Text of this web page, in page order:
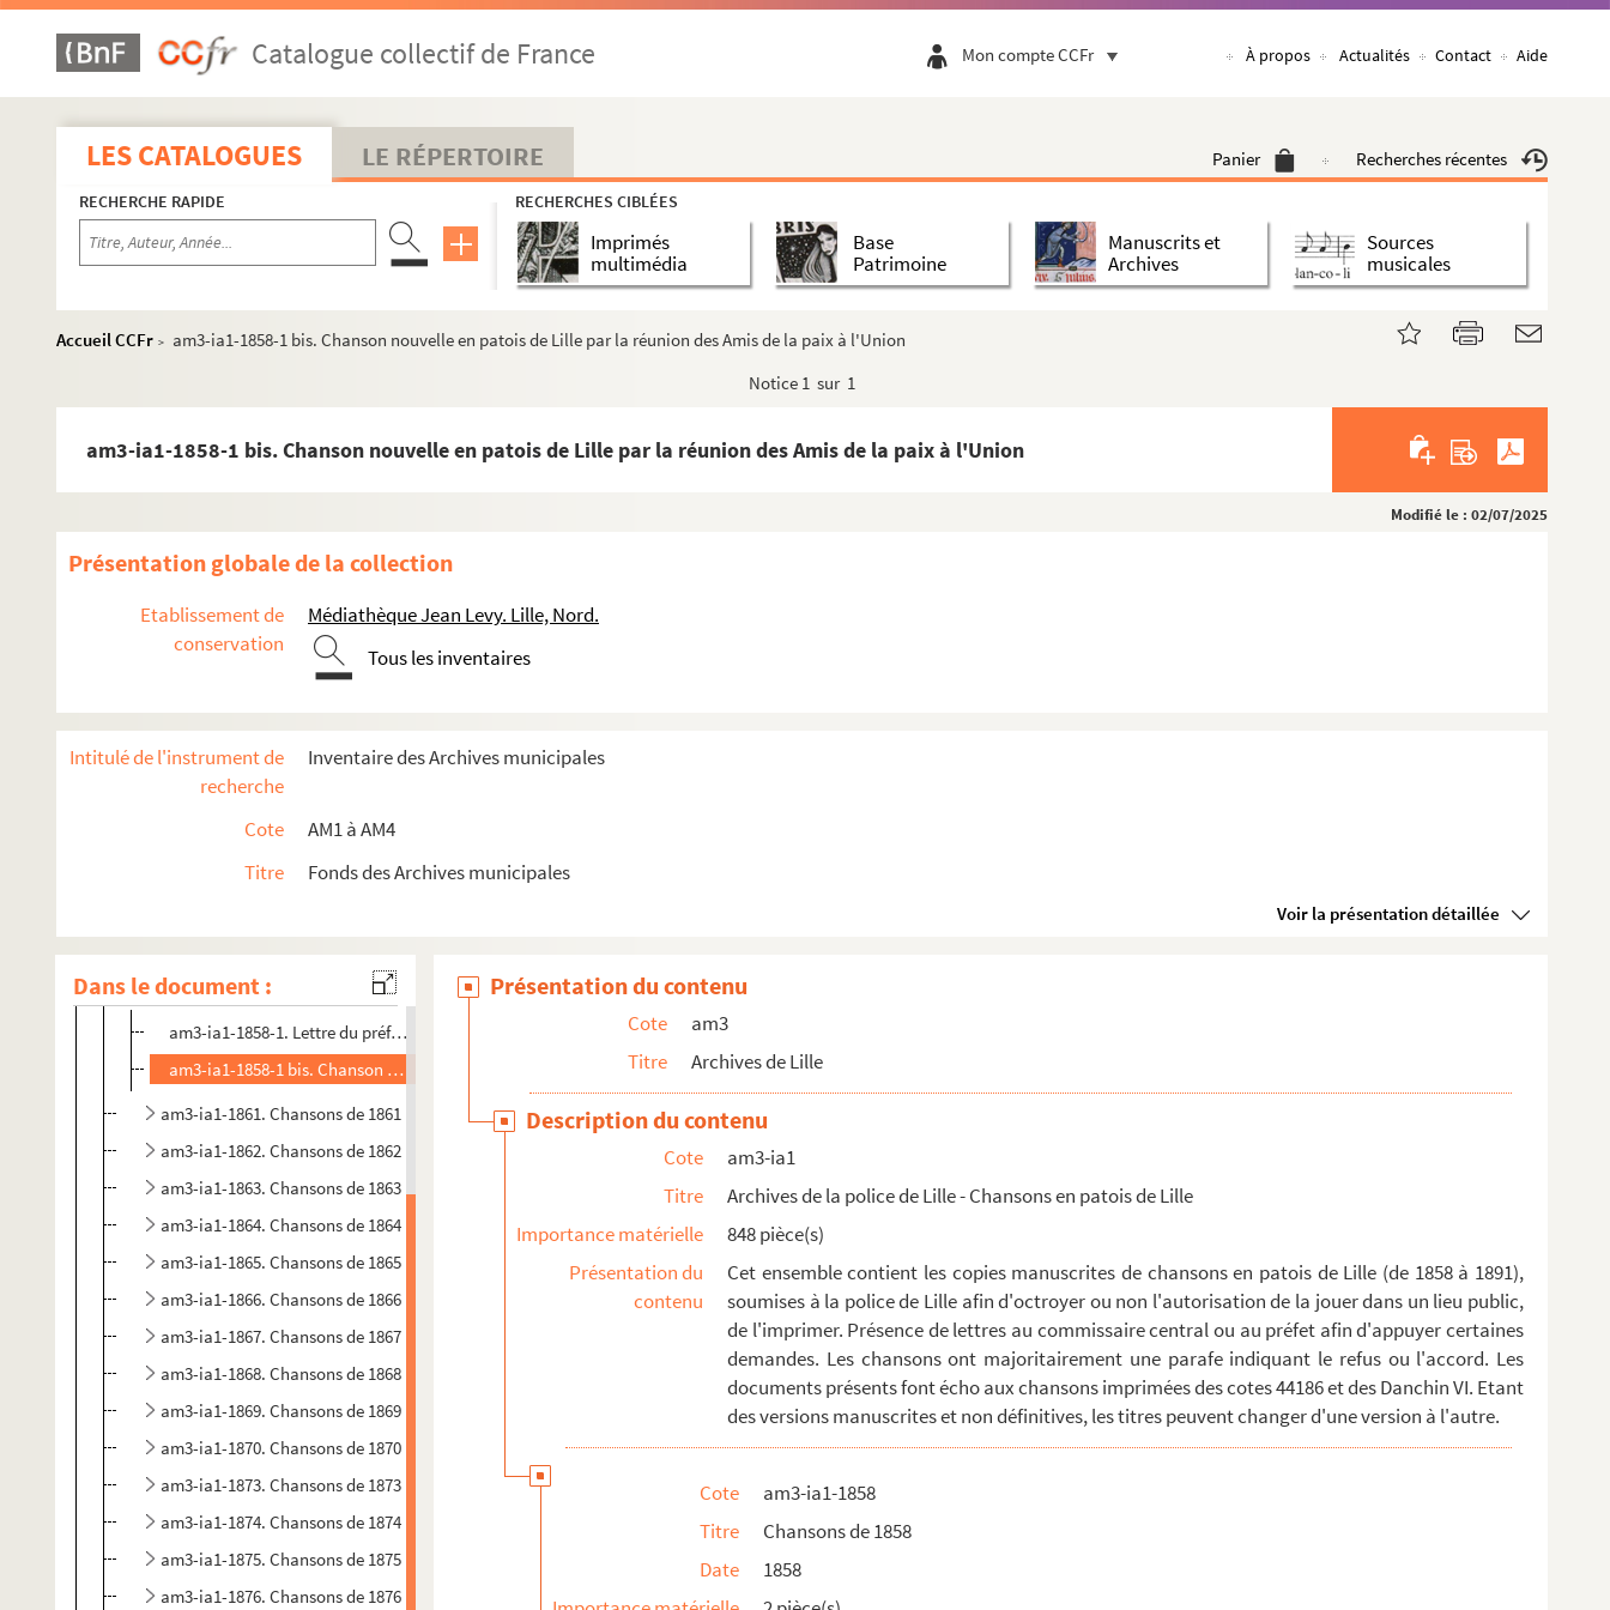
Catalogue collectif de France Mon compte CCFr À propos Actualités Contact Aide
LES CATALOGUES LE RÉPERTOIRE Panier Recherches récentes
RECHERCHE RAPIDE RECHERCHES CIBLÉES
Imprimés
multimédia
Base
Patrimoine
Manuscrits et
Archives
Sources
musicales
Accueil CCFr >
am3-ia1-1858-1 bis. Chanson nouvelle en patois de Lille par la réunion des Amis de la paix à l'Union
Notice 1 sur 1
am3-ia1-1858-1 bis. Chanson nouvelle en patois de Lille par la réunion des Amis de la paix à l'Union
Modifié le : 02/07/2025
Présentation globale de la collection
Etablissement de
conservation
Médiathèque Jean Levy. Lille, Nord.
Tous les inventaires
Intitulé de l'instrument de
recherche
Inventaire des Archives municipales
Cote
AM1 à AM4
Titre
Fonds des Archives municipales
Voir la présentation détaillée
Dans le document :
am1. Familles
am2. Communes par ordre alphabétique
am3. Archives de Lille
am3-d. Administration générale
am3-f. Population, économie sociale
am3-g. Administrations financières
am3h. Affaires militaires
am3-ia1. Archives de la police de Lille - Chansons en patois de Lille
am3-ia1-1858. Chansons de 1858
am3-ia1-1858-1. Lettre du préfet au commissaire de police
am3-ia1-1858-1 bis. Chanson nouvelle en patois de Lille par la réunion des Amis de la paix à l'Union
am3-ia1-1861. Chansons de 1861
am3-ia1-1862. Chansons de 1862
am3-ia1-1863. Chansons de 1863
am3-ia1-1864. Chansons de 1864
am3-ia1-1865. Chansons de 1865
am3-ia1-1866. Chansons de 1866
am3-ia1-1867. Chansons de 1867
am3-ia1-1868. Chansons de 1868
am3-ia1-1869. Chansons de 1869
am3-ia1-1870. Chansons de 1870
am3-ia1-1873. Chansons de 1873
am3-ia1-1874. Chansons de 1874
am3-ia1-1875. Chansons de 1875
am3-ia1-1876. Chansons de 1876
Présentation du contenu
Cote
am3
Titre
Archives de Lille
Description du contenu
Cote
am3-ia1
Titre
Archives de la police de Lille - Chansons en patois de Lille
Importance matérielle
848 pièce(s)
Présentation du
contenu
Cet ensemble contient les copies manuscrites de chansons en patois de Lille (de 1858 à 1891),
soumises à la police de Lille afin d'octroyer ou non l'autorisation de la jouer dans un lieu public,
de l'imprimer. Présence de lettres au commissaire central ou au préfet afin d'appuyer certaines
demandes. Les chansons ont majoritairement une parafe indiquant le refus ou l'accord. Les
documents présents font écho aux chansons imprimées des cotes 44186 et des Danchin VI. Etant
des versions manuscrites et non définitives, les titres peuvent changer d'une version à l'autre.
Cote
am3-ia1-1858
Titre
Chansons de 1858
Date
1858